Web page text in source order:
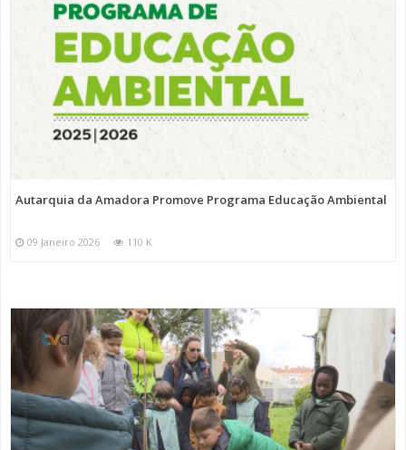
Autarquia da Amadora Promove Programa Educação Ambiental
09 Janeiro 2026 110 K